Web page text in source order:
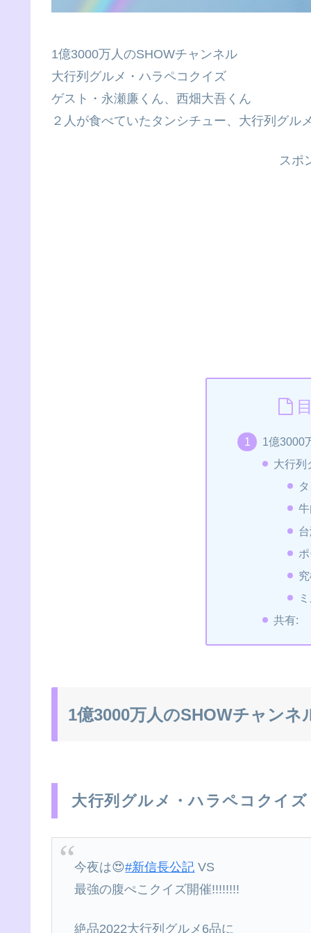
1億3000万人のSHOWチャンネル
大行列グルメ・ハラペコクイズ
ゲスト・永瀬廉くん、西畑大吾くん
２人が食べていたタンシチュー、大行列グル
スポ
1億3000
大行列
共有:
1億3000万人のSHOWチャンネ
大行列グルメ・ハラペコクイズ
今夜は😍#新信長公記 VS
最強の腹ぺこクイズ開催!!!!!!!!
絶品2022大行列グルメ6品に